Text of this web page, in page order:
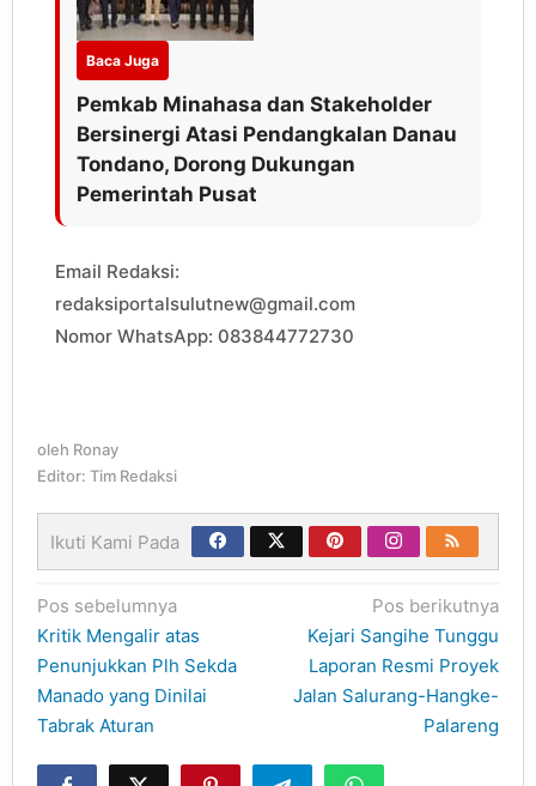
Baca Juga
Pemkab Minahasa dan Stakeholder
Bersinergi Atasi Pendangkalan Danau
Tondano, Dorong Dukungan
Pemerintah Pusat
Email Redaksi:
redaksiportalsulutnew@gmail.com
Nomor WhatsApp: 083844772730
oleh Ronay
Editor: Tim Redaksi
Ikuti Kami Pada
Navigasi
pos
Pos sebelumnya
Kritik Mengalir atas
Penunjukkan Plh Sekda
Manado yang Dinilai
Tabrak Aturan
Pos berikutnya
Kejari Sangihe Tunggu
Laporan Resmi Proyek
Jalan Salurang-Hangke-
Palareng